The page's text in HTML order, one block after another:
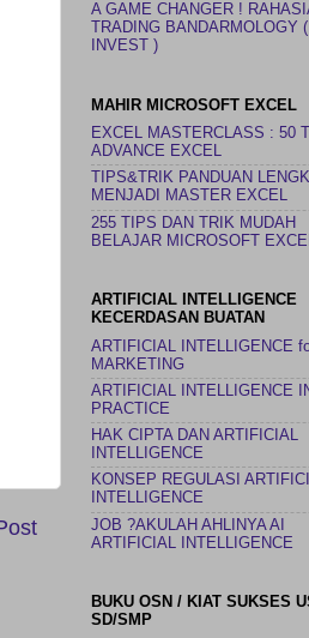
A GAME CHANGER !
TRADING BANDARMOLOGY
INVEST )
MAHIR MICROSOFT EXCEL
EXCEL MASTERCLASS : 50
ADVANCE EXCEL
TIPS&TRIK PANDUAN
MENJADI MASTER EXCEL
255 TIPS DAN TRIK MUDAH
BELAJAR MICROSOFT EXCEL
ARTIFICIAL INTELLIGENCE
KECERDASAN BUATAN
ARTIFICIAL INTELLIGENCE
MARKETING
ARTIFICIAL INTELLIGENCE
PRACTICE
HAK CIPTA DAN ARTIFICIAL
INTELLIGENCE
KONSEP REGULASI
INTELLIGENCE
JOB ?AKULAH AHLINYA AI
ARTIFICIAL INTELLIGENCE
BUKU OSN / KIAT SUKSES
SD/SMP